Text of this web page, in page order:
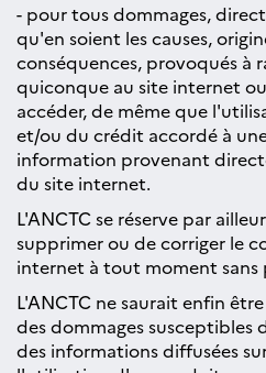
- pour tous dommages,
qu'en soient les causes,
conséquences, provoqués à
quiconque au site internet
accéder, de même que
et/ou du crédit accordé à
information provenant
du site internet.
L'ANCTC se réserve par
supprimer ou de corriger le
internet à tout moment sans
L'ANCTC ne saurait enfin
des dommages susceptibles
des informations diffusées